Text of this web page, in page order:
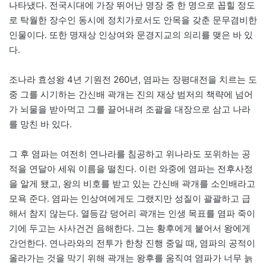
나타냈다. 전국시대에 가장 뛰어난 명장 중 한 명으로 꼽힐 정도
로 탁월한 장수인 동시에 정치가로서도 안목을 갖춘 문무겸비한
인물이다. 또한 명재상 인상여와 문경지교의 의리를 맺은 바 있
다.
조나라 효성왕 4년 기원전 260년, 염파는 장평대전을 치르는 도
중 그를 시기하는 간신배 곽개는 진의 재상 범저의 책략에 넘어
가 뇌물을 받아먹고 그를 끌어내려 조괄을 대장으로 삼고 나라
를 망친 바 있다.
그 후 염파는 여전히 연나라를 침공하고 위나라도 포위하는 공
적을 연달아 세워 이름을 떨친다. 이런 와중에 염파는 전후사정
을 알게 됐고, 왕의 비호를 받고 있는 간신배 곽개를 소인배라고
모욕 준다. 염파는 인상여에게도 그랬지만 성질이 괄괄하고 급
해서 참지 않는다. 열등감 덩어리 곽개는 인생 목표를 염파 죽이
기에 두고는 사사건건 음해한다. 그는 황후에게 붙어서 왕에게
간언한다. 연나라와의 전투가 한창 진행 중일 때, 염파의 공적이
올라가는 것을 막기 위해 곽개는 왕후를 움직여 염파가 너무 늙